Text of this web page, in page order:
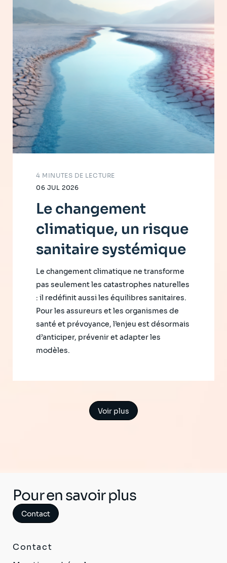
06 JUL 2026
4 MINUTES DE LECTURE
Le changement
climatique, un risque
sanitaire systémique
Le changement climatique ne transforme
pas seulement les catastrophes naturelles
: il redéfinit aussi les équilibres sanitaires.
Pour les assureurs et les organismes de
santé et prévoyance, l’enjeu est désormais
d’anticiper, prévenir et adapter les
modèles.
Voir plus
Pour en savoir plus
Contact
Contact